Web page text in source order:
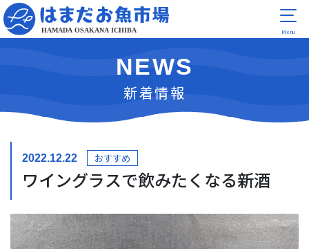
NEWS
新着情報
2022.12.22 おすすめ
ワイングラスで飲みたくなる新酒